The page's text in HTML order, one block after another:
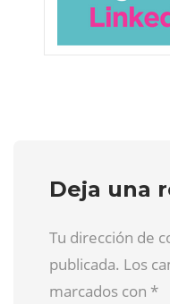
Deja una
Tu dirección de
publicada. Los
marcados con *